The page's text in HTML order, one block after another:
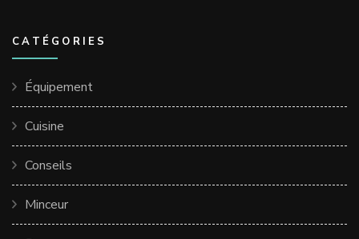
CATÉGORIES
Équipement
Cuisine
Conseils
Minceur